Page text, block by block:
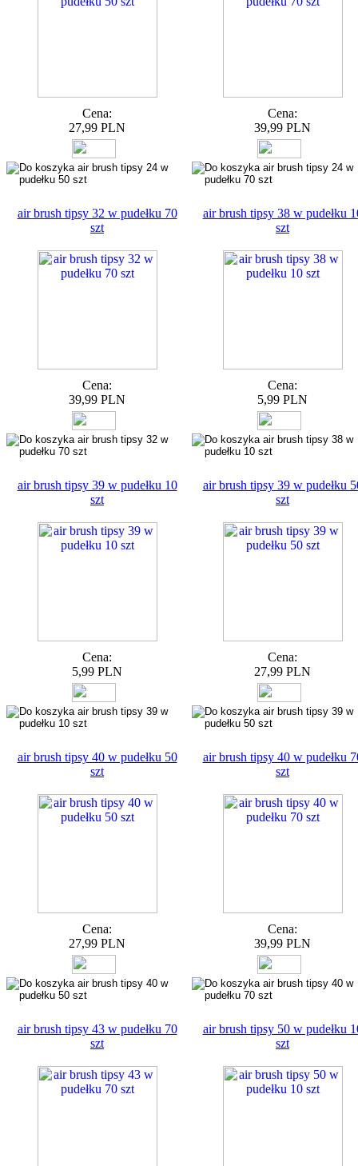
Cena:
27,99 PLN
Cena:
39,99 PLN
air brush tipsy 32 w pudełku 70
szt
Cena:
39,99 PLN
air brush tipsy 38 w pudełku
szt
Cena:
5,99 PLN
air brush tipsy 39 w pudełku 10
szt
Cena:
5,99 PLN
air brush tipsy 39 w pudełku
szt
Cena:
27,99 PLN
air brush tipsy 40 w pudełku 50
szt
Cena:
27,99 PLN
air brush tipsy 40 w pudełku
szt
Cena:
39,99 PLN
air brush tipsy 43 w pudełku 70
szt
air brush tipsy 50 w pudełku
szt